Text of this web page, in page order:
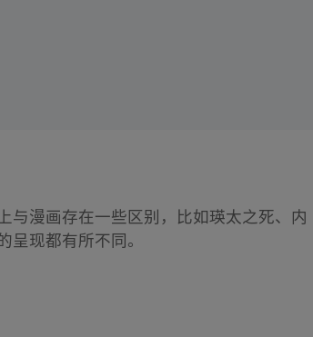
与漫画存在一些区别，比如瑛太之死、内
现都有所不同。